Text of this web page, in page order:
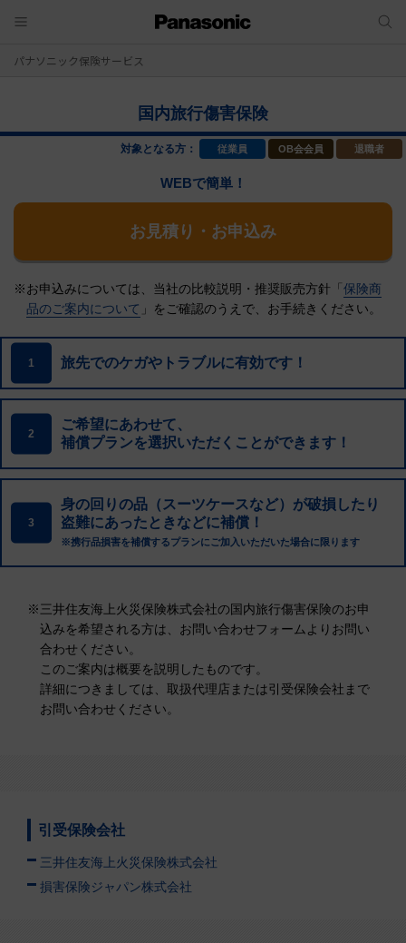
パナソニック保険サービス
国内旅行傷害保険
対象となる方： 従業員 OB会会員 退職者
WEBで簡単！
お見積り・お申込み
※お申込みについては、当社の比較説明・推奨販売方針「 保険商
品のご案内について 」をご確認のうえで、 お手続きください。
1 旅先でのケガやトラブルに有効です！
2
ご希望にあわせて、
補償プランを選択いただくことができます！
3
身の回りの品（スーツケースなど）が破損したり
盗難にあったときなどに補償！
※携行品損害を補償するプランにご加入いただいた場合に限ります
※三井住友海上火災保険株式会社の国内旅行傷害保険のお申
込みを希望される方は、お問い合わせフォームよりお問い
合わせください。
このご案内は概要を説明したものです。
詳細につきましては、取扱代理店または引受保険会社まで
お問い合わせください。
引受保険会社
三井住友海上火災保険株式会社
損害保険ジャパン株式会社